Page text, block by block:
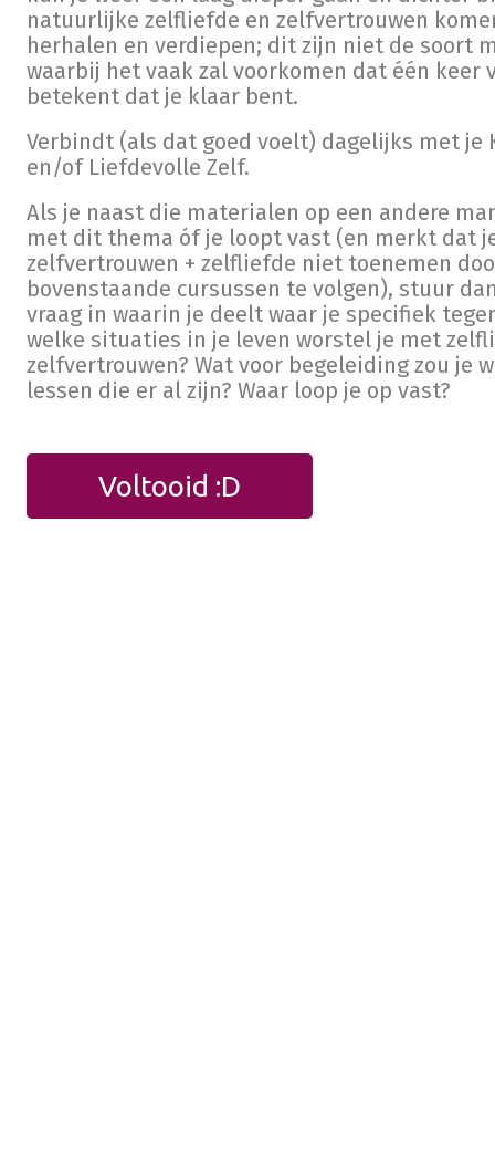
natuurlijke zelfliefde en zelfvertrouwen
herhalen en verdiepen; dit zijn niet de soort
waarbij het vaak zal voorkomen dat één keer
betekent dat je klaar bent.
Verbindt (als dat goed voelt) dagelijks met je
en/of Liefdevolle Zelf.
Als je naast die materialen op een andere
met dit thema óf je loopt vast (en merkt dat
zelfvertrouwen + zelfliefde niet toenemen
bovenstaande cursussen te volgen), stuur
vraag in waarin je deelt waar je specifiek
welke situaties in je leven worstel je met
zelfvertrouwen? Wat voor begeleiding zou je
lessen die er al zijn? Waar loop je op vast?
Voltooid :D